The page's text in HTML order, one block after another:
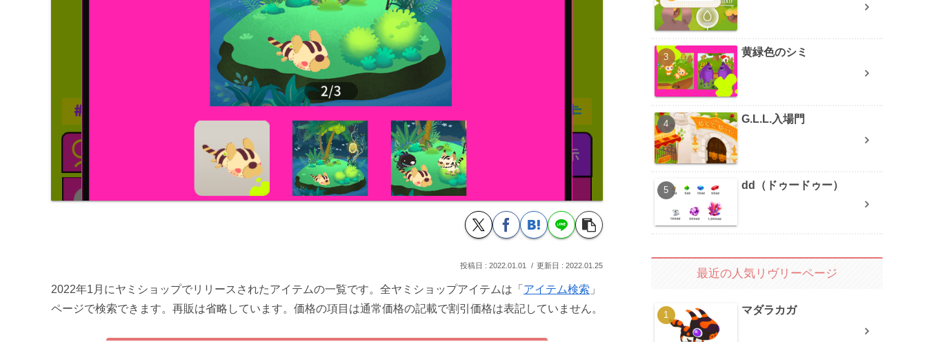
2022.01.01 2022.01.25
2022年1月にヤミショップでリリースされたアイテムの一覧です。全ヤミショップアイテムは「 アイテム検索 」
ページで検索できます。再販は省略しています。価格の項目は通常価格の記載で割引価格は表記していません。
黄緑色のシミ
G.L.L.入場門
dd（ドゥードゥー）
最近の人気リヴリーページ
マダラカガ